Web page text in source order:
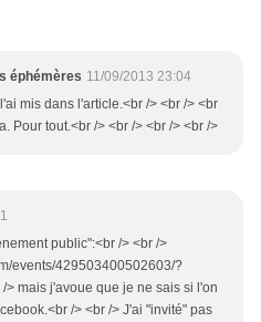
éphémères 11/09/2013 23:04
mis dans l'article.<br /> <br /> <br
Pour tout.<br /> <br /> <br /> <br />
public":<br /> <br />
events/429503400502603/?
> mais j'avoue que je ne sais si l'on
/> <br /> J'ai "invité" pas